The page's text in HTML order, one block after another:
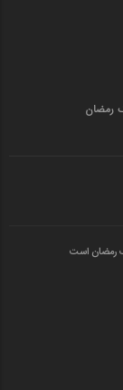
رمضان
رمضان است